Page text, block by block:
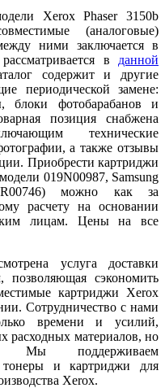
Xerox Phaser 3150b
(аналоговые)
ними заключается в
в данной
содержит и другие
периодической замене:
блоки фотобарабанов и
позиция снабжена
технические
а также отзывы
Приобрести картриджи
019N00987, Samsung
можно как за
расчету на основании
лицам. Цены на все
услуга доставки
сэкономить
картриджи Xerox
Сотрудничество с нами
времени и усилий,
расходных материалов, но
Мы поддерживаем
тонеры и картриджи для
Xerox.